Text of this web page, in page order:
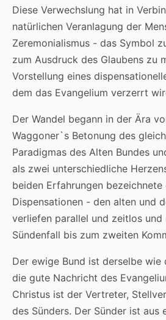
Diese Verwechslung hat in
natürlichen Veranlagung der
Zeremonialismus - das Symbol
zum Ausdruck des Glaubens zu
Vorstellung eines
dem das Evangelium verzerrt
Der Wandel begann in der Ära
Waggoner`s Betonung des
Paradigmas des Alten Bundes
als zwei unterschiedliche
beiden Erfahrungen bezeichnete
Dispensationen - den alten und
verliefen parallel und zeitlos und
Sündenfall bis zum zweiten
Der ewige Bund ist derselbe wie
die gute Nachricht des
Christus ist der Vertreter,
des Sünders. Der Sünder ist aus